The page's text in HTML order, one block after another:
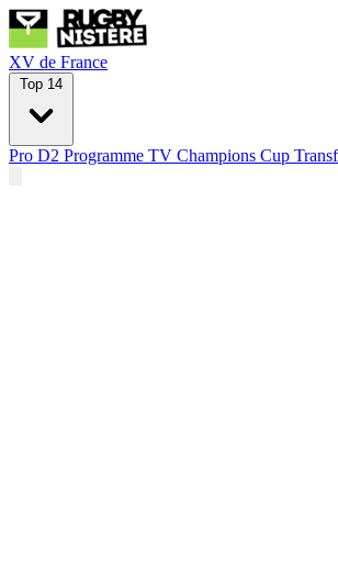
XV de France
Top 14
Pro D2 Programme TV Champions Cup